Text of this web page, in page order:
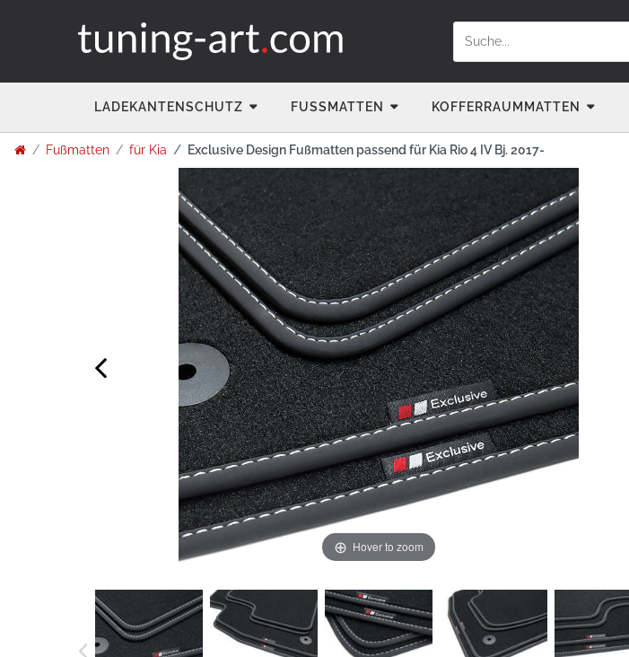
LADEKANTENSCHUTZ FUSSMATTEN KOFFERRAUMMATTEN
Fußmatten für Kia Exclusive Design Fußmatten passend für Kia Rio 4 IV Bj. 2017-
Hover to zoom